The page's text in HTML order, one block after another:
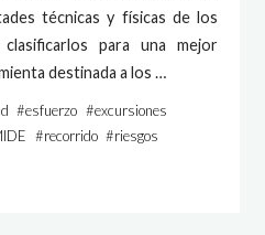
técnicas y físicas de los
para una mejor
destinada a los …
#esfuerzo #excursiones
#recorrido #riesgos